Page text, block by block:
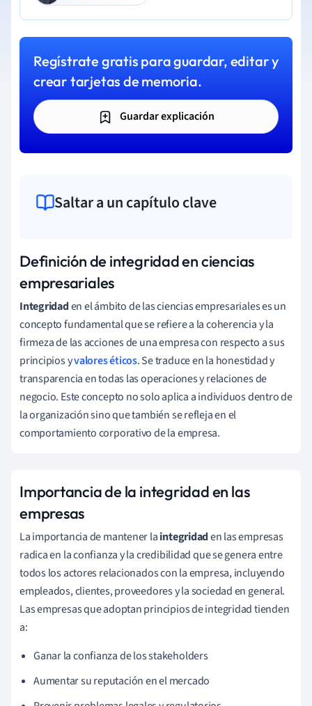
Regístrate gratis para guardar, editar y
crear tarjetas de memoria.
Guardar explicación
Saltar a un capítulo clave
Definición de integridad en ciencias
empresariales
Integridaden el ámbito de las ciencias empresariales es un
concepto fundamental que se refiere a la coherencia y la
firmeza de las acciones de una empresa con respecto a sus
principios yvalores éticos. Se traduce en la honestidad y
transparencia en todas las operaciones y relaciones de
negocio. Este concepto no solo aplica a individuos dentro de
la organización sino que también se refleja en el
comportamiento corporativo de la empresa.
Importancia de la integridad en las
empresas
La importancia de mantener laintegridaden las empresas
radica en la confianza y la credibilidad que se genera entre
todos los actores relacionados con la empresa, incluyendo
empleados, clientes, proveedores y la sociedad en general.
Las empresas que adoptan principios de integridad tienden
a:
Ganar la confianza de los stakeholders
Aumentar su reputación en el mercado